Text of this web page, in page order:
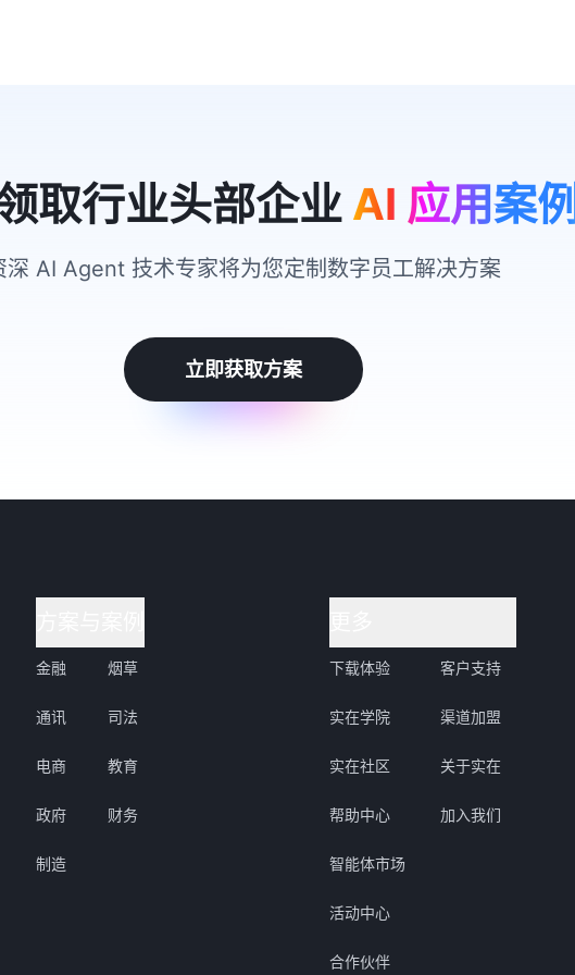
取行业头部企业 AI 应用案例
深 AI Agent 技术专家将为您定制数字员工解决方案
立即获取方案
金融
通讯
电商
政府
制造
烟草
司法
教育
财务
下载体验
实在学院
实在社区
帮助中心
智能体市场
活动中心
合作伙伴
客户支持
渠道加盟
关于实在
加入我们